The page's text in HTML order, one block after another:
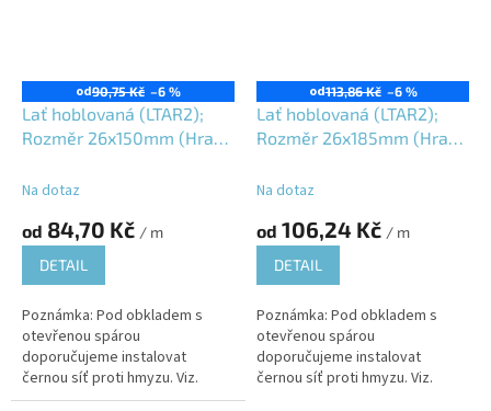
od90,75 Kč –6 %
Lať hoblovaná (LTAR2);
Rozměr 26x150mm (Hrana
(JMD); Vlhkost 16±3%;
Na dotaz
od 84,70 Kč / m
DETAIL
Poznámka: Pod obkladem s
otevřenou spárou
doporučujeme instalovat
černou síť proti hmyzu. Viz.
produktový list: 06YPL-SPH01;
od113,86 Kč –6 %
Lať hoblovaná (LTAR2);
Rozměr 26x185mm (Hrana
(JMD); Vlhkost 16±3%;
Na dotaz
od 106,24 Kč / m
DETAIL
Poznámka: Pod obkladem s
otevřenou spárou
doporučujeme instalovat
černou síť proti hmyzu. Viz.